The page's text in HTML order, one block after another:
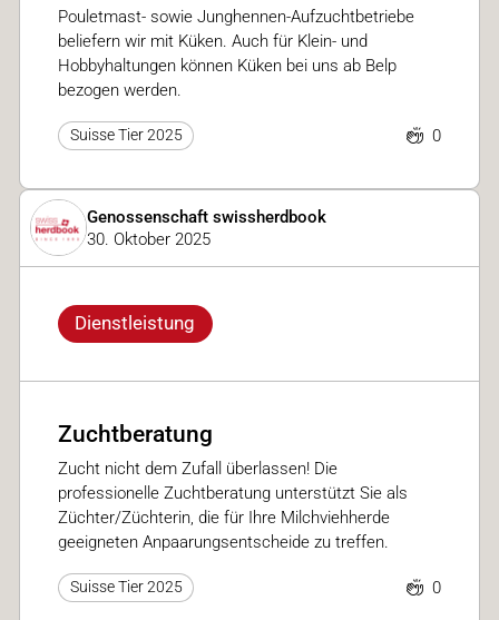
Pouletmast- sowie Junghennen-Aufzuchtbetriebe
beliefern wir mit Küken. Auch für Klein- und
Hobbyhaltungen können Küken bei uns ab Belp
bezogen werden.
Suisse Tier 2025 0
Genossenschaft swissherdbook
30. Oktober 2025
Dienstleistung
Zuchtberatung
Zucht nicht dem Zufall überlassen! Die
professionelle Zuchtberatung unterstützt Sie als
Züchter/Züchterin, die für Ihre Milchviehherde
geeigneten Anpaarungsentscheide zu treffen.
Suisse Tier 2025 0